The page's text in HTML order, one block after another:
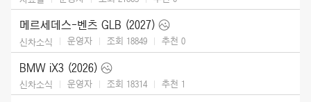
메르세데스-벤츠 GLB (2027)
신차소식 운영자 조회 18849 추천 0
BMW iX3 (2026)
신차소식 운영자 조회 18314 추천 1